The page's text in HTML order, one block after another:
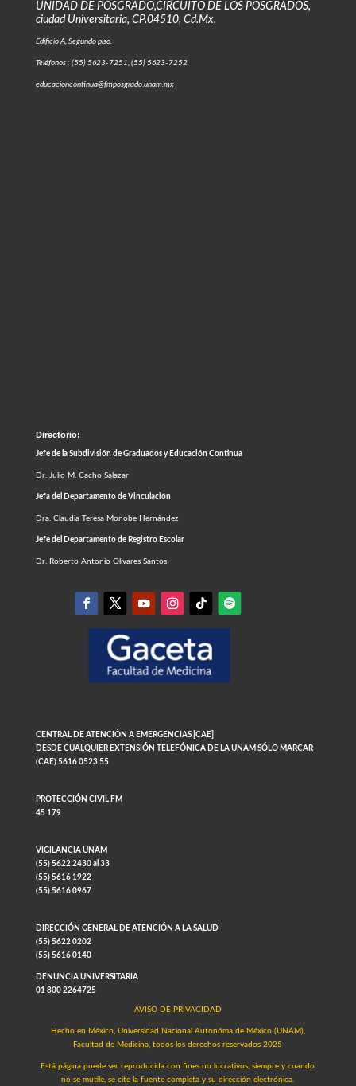
UNIDAD DE POSGRADO,CIRCUITO DE LOS POSGRADOS,
ciudad Universitaria, CP.04510, Cd.Mx.
Edificio A, Segundo piso.
Teléfonos : (55) 5623-7251, (55) 5623-7252
educacioncontinua@fmposgrado.unam.mx
Directorio:
Jefe de la Subdivisión de Graduados y Educación Continua
Dr. Julio M. Cacho Salazar
Jefa del Departamento de Vinculación
Dra. Claudia Teresa Monobe Hernández
Jefe del Departamento de Registro Escolar
Dr. Roberto Antonio Olivares Santos
CENTRAL DE ATENCIÓN A EMERGENCIAS [CAE]
DESDE CUALQUIER EXTENSIÓN TELEFÓNICA DE LA UNAM SÓLO MARCAR
(CAE) 5616 0523 55
PROTECCIÓN CIVIL FM
45 179
VIGILANCIA UNAM
(55) 5622 2430 al 33
(55) 5616 1922
(55) 5616 0967
DIRECCIÓN GENERAL DE ATENCIÓN A LA SALUD
(55) 5622 0202
(55) 5616 0140
DENUNCIA UNIVERSITARIA
01 800 2264725
AVISO DE PRIVACIDAD
Hecho en México, Universidad Nacional Autonóma de México (UNAM),
Facultad de Medicina, todos los derechos reservados 2025
Está página puede ser reproducida con fines no lucrativos, siempre y cuando
no se mutile, se cite la fuente completa y su dirección electrónica.